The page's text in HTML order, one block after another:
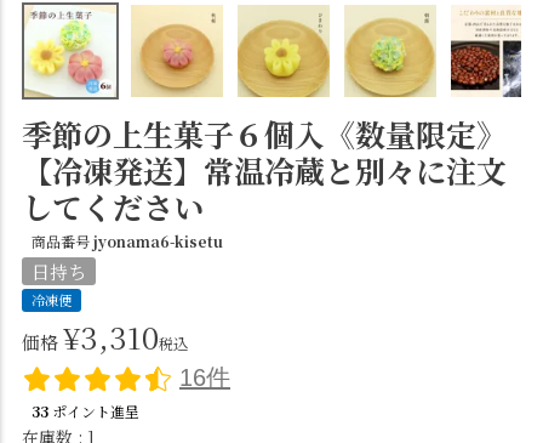
季節の上生菓子６個入《数量限定》
【冷凍発送】常温冷蔵と別々に注文
してください
商品番号jyonama6-kisetu
日持ち
冷凍便
価格¥3,310税込
16件
33 ポイント進呈
在庫数 1